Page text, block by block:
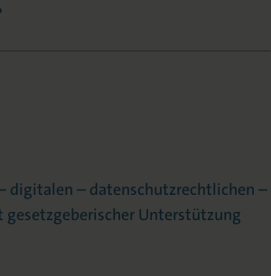
digitalen – datenschutzrechtlichen –
Unterstützung